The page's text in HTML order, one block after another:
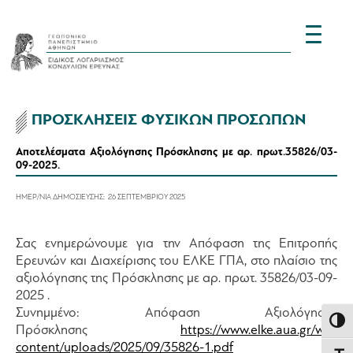
ΠΡΟΣΚΛΗΣΕΙΣ ΦΥΣΙΚΩΝ ΠΡΟΣΩΠΩΝ
Αποτελέσματα Αξιολόγησης Πρόσκλησης με αρ. πρωτ.35826/03-
09-2025.
ΗΜΕΡ/ΝΙΑ ΔΗΜΟΣΙΕΥΣΗΣ: 26 ΣΕΠΤΕΜΒΡΙΟΥ 2025
Σας ενημερώνουμε για την Απόφαση της Επιτροπής
Ερευνών και Διαχείρισης του ΕΛΚΕ ΓΠΑ, στο πλαίσιο της
αξιολόγησης της Πρόσκλησης με αρ. πρωτ. 35826/03-09-
2025 .
Συνημμένο: Απόφαση Αξιολόγησης
Πρόσκλησης
https://www.elke.aua.gr/wp-
content/uploads/2025/09/35826-1.pdf